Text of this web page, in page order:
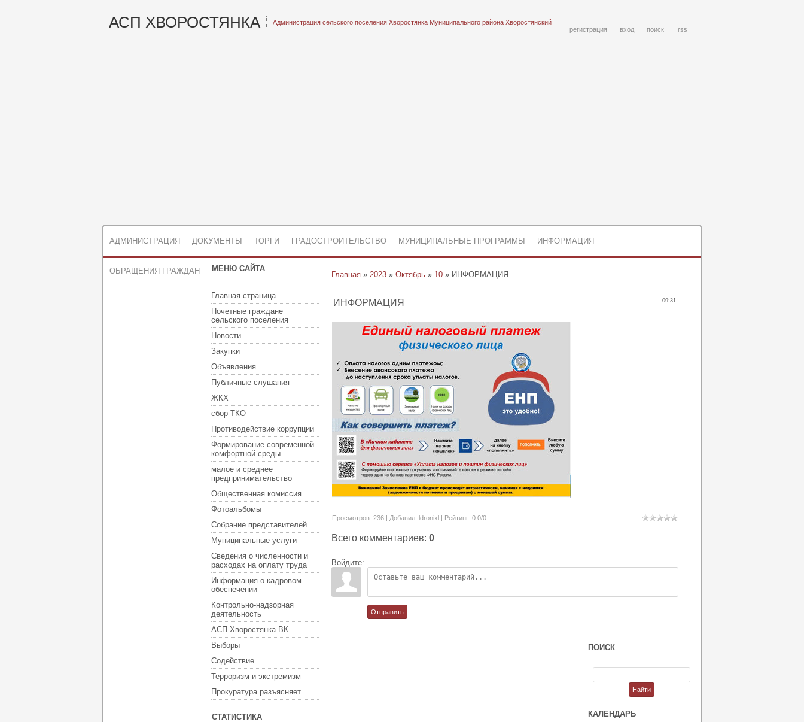
АСП ХВОРОСТЯНКА
Администрация сельского поселения Хворостянка Муниципального района Хворостянский
регистрация
вход поиск rss
АДМИНИСТРАЦИЯ ДОКУМЕНТЫ ТОРГИ ГРАДОСТРОИТЕЛЬСТВО МУНИЦИПАЛЬНЫЕ ПРОГРАММЫ ИНФОРМАЦИЯ
ОБРАЩЕНИЯ ГРАЖДАН МЕНЮ САЙТА
Главная страница
Почетные граждане
сельского поселения
Новости
Закупки
Объявления
Публичные слушания
ЖКХ
сбор ТКО
Противодействие коррупции
Формирование современной
комфортной среды
малое и среднее
предпринимательство
Общественная комиссия
Фотоальбомы
Собрание представителей
Муниципальные услуги
Сведения о численности и
расходах на оплату труда
Информация о кадровом
обеспечении
Контрольно-надзорная
деятельность
АСП Хворостянка ВК
Выборы
Содействие
Терроризм и экстремизм
Прокуратура разъясняет
СТАТИСТИКА
Главная » 2023 » Октябрь » 10 » ИНФОРМАЦИЯ
09:31
ИНФОРМАЦИЯ
Просмотров: 236 | Добавил: ldronixl | Рейтинг: 0.0/0
Всего комментариев: 0
Войдите:
Отправить
ПОИСК
КАЛЕНДАРЬ